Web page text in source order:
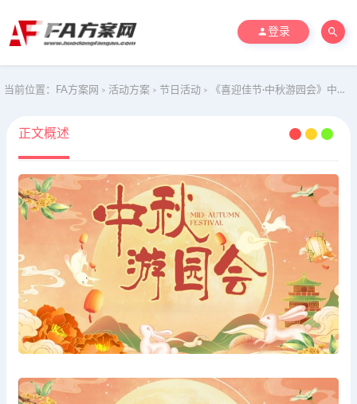
登录
当前位置： FA方案网 > 活动方案 > 节日活动 > 《喜迎佳节·中秋游园会》中秋亲子传统文化游园会嘉年华主题活动方案
正文概述